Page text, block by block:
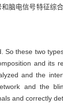
脑电信号特征综
these two
and its
and the
and the
and correctly